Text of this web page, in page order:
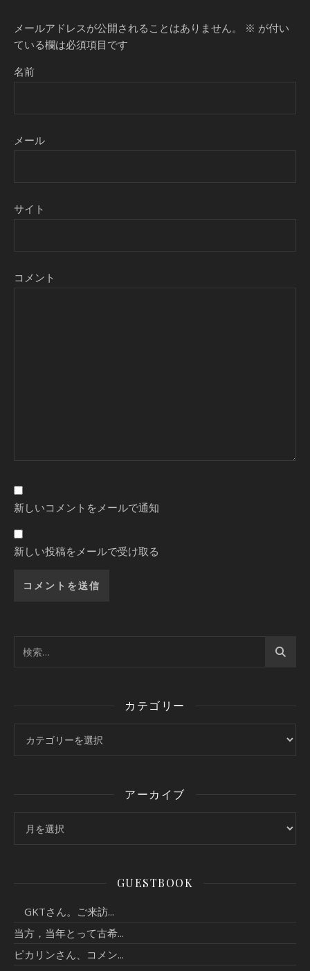
メールアドレスが公開されることはありません。 ※ が付い
ている欄は必須項目です
名前
メール
サイト
コメント
新しいコメントをメールで通知
新しい投稿をメールで受け取る
カテゴリー
アーカイブ
GUESTBOOK
GKTさん。ご来訪...
当方，当年とって古希...
ピカリンさん、コメン...